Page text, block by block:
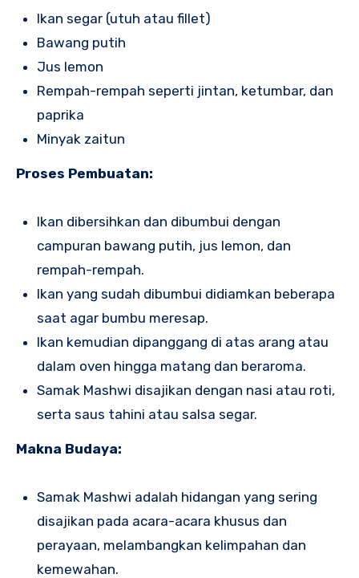
Ikan segar (utuh atau fillet)
Bawang putih
Jus lemon
Rempah-rempah seperti jintan, ketumbar, dan
paprika
Minyak zaitun
Proses Pembuatan:
Ikan dibersihkan dan dibumbui dengan
campuran bawang putih, jus lemon, dan
rempah-rempah.
Ikan yang sudah dibumbui didiamkan beberapa
saat agar bumbu meresap.
Ikan kemudian dipanggang di atas arang atau
dalam oven hingga matang dan beraroma.
Samak Mashwi disajikan dengan nasi atau roti,
serta saus tahini atau salsa segar.
Makna Budaya:
Samak Mashwi adalah hidangan yang sering
disajikan pada acara-acara khusus dan
perayaan, melambangkan kelimpahan dan
kemewahan.